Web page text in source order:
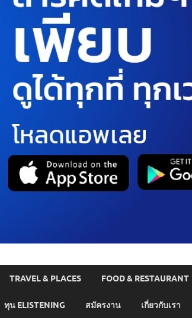
TRAVEL & PLACES FOOD & RESTAURANT
ทุน ELISTENING สมัครงาน เกี่ยวกับเรา